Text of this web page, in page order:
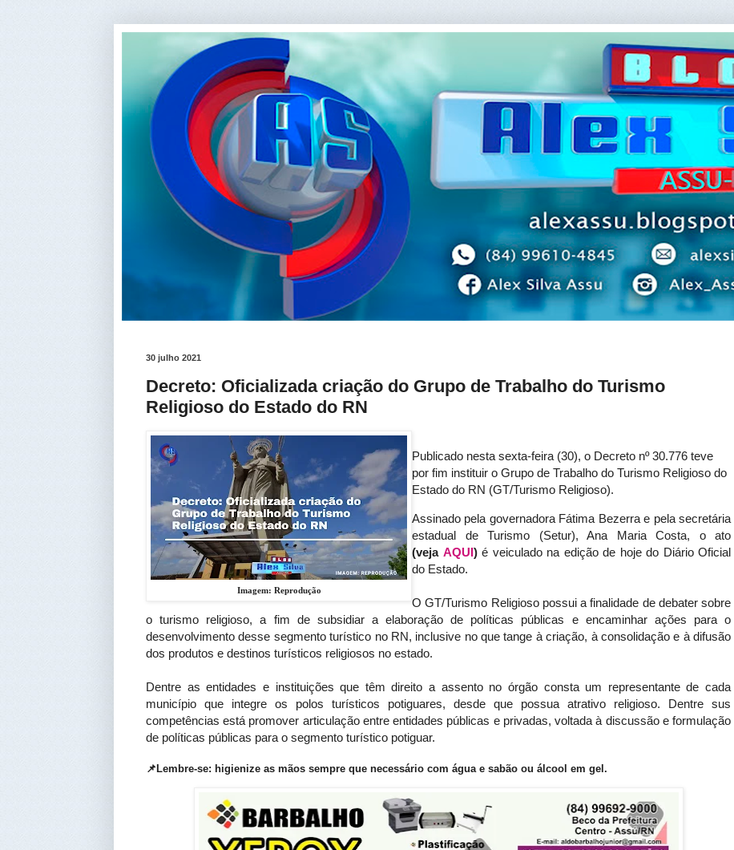
30 julho 2021
Decreto: Oficializada criação do Grupo de Trabalho do Turismo
Religioso do Estado do RN
Imagem: Reprodução
Publicado nesta sexta-feira (30), o Decreto nº 30.776 teve
por fim instituir o Grupo de Trabalho do Turismo Religioso do
Estado do RN (GT/Turismo Religioso).
Assinado pela governadora Fátima Bezerra e pela secretária
estadual de Turismo (Setur), Ana Maria Costa, o ato
(veja AQUI)é veiculado na edição de hoje do Diário Oficial
do Estado.
O GT/Turismo Religioso possui a finalidade de debater sobre
o turismo religioso, a fim de subsidiar a elaboração de políticas públicas e encaminhar ações para o
desenvolvimento desse segmento turístico no RN, inclusive no que tange à criação, à consolidação e à difusão
dos produtos e destinos turísticos religiosos no estado.
Dentre as entidades e instituições que têm direito a assento no órgão consta um representante de cada
município que integre os polos turísticos potiguares, desde que possua atrativo religioso. Dentre sus
competências está promover articulação entre entidades públicas e privadas, voltada à discussão e formulação
de políticas públicas para o segmento turístico potiguar.
📌Lembre-se: higienize as mãos sempre que necessário com água e sabão ou álcool em gel.